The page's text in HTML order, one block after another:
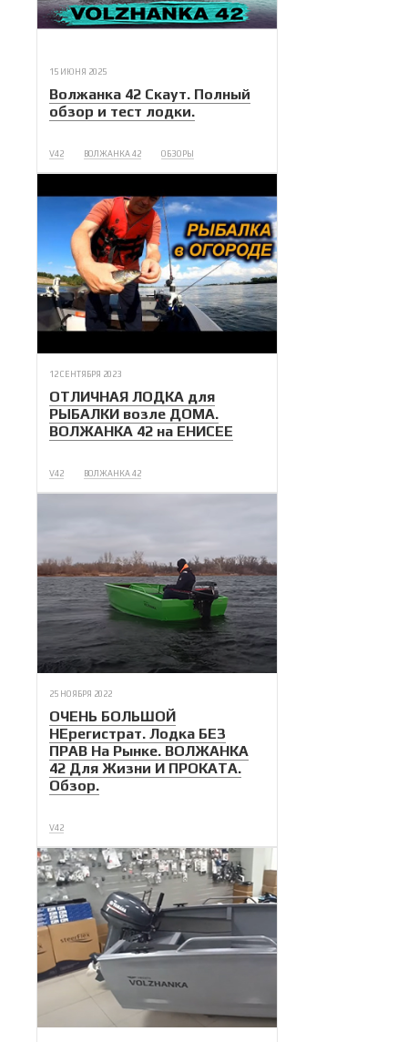
15 ИЮНЯ 2025
Волжанка 42 Скаут. Полный
обзор и тест лодки.
V42 ВОЛЖАНКА 42 ОБЗОРЫ
12 СЕНТЯБРЯ 2023
ОТЛИЧНАЯ ЛОДКА для
РЫБАЛКИ возле ДОМА.
ВОЛЖАНКА 42 на ЕНИСЕЕ
V42 ВОЛЖАНКА 42
25 НОЯБРЯ 2022
ОЧЕНЬ БОЛЬШОЙ
НЕрегистрат. Лодка БЕЗ
ПРАВ На Рынке. ВОЛЖАНКА
42 Для Жизни И ПРОКАТА.
Обзор.
V42